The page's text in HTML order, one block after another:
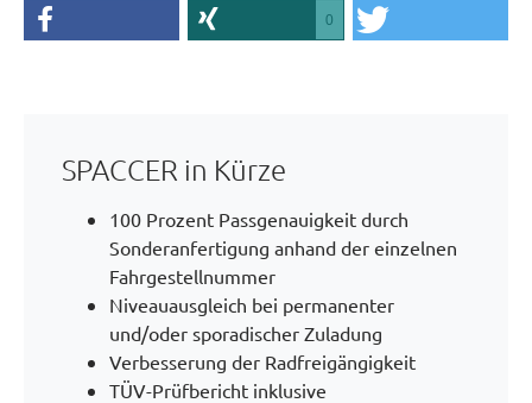
0
SPACCER in Kürze
100 Prozent Passgenauigkeit durch
Sonderanfertigung anhand der einzelnen
Fahrgestellnummer
Niveauausgleich bei permanenter
und/oder sporadischer Zuladung
Verbesserung der Radfreigängigkeit
TÜV-Prüfbericht inklusive